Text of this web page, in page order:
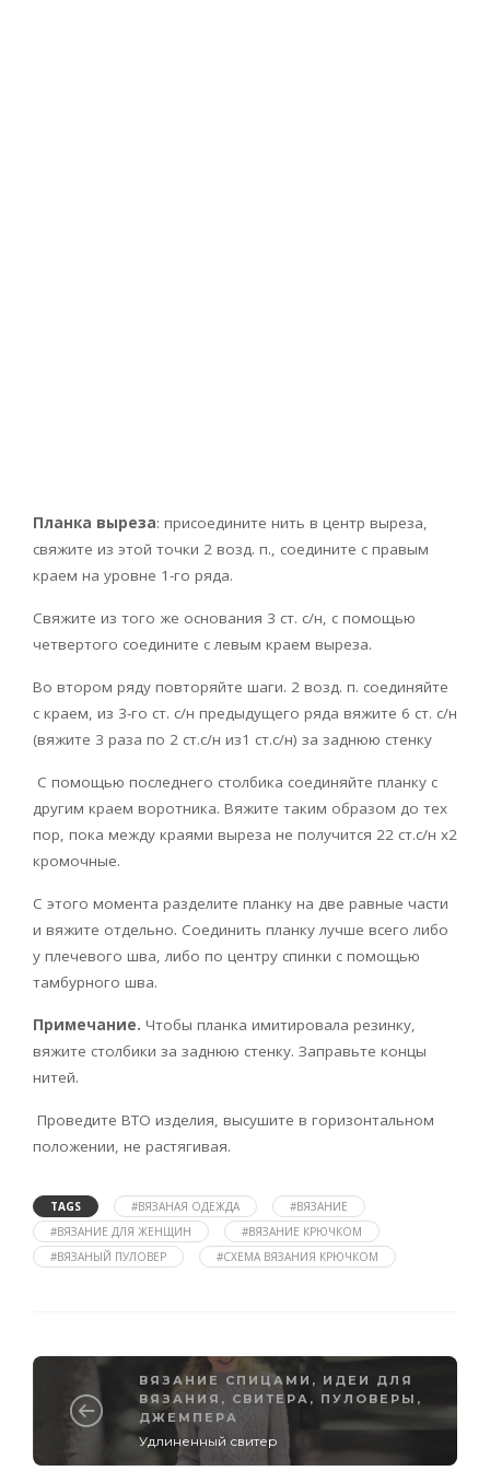
Планка выреза: присоедините нить в центр выреза,
свяжите из этой точки 2 возд. п., соедините с правым
краем на уровне 1-го ряда.
Свяжите из того же основания 3 ст. с/н, с помощью
четвертого соедините с левым краем выреза.
Во втором ряду повторяйте шаги. 2 возд. п. соединяйте
с краем, из 3-го ст. с/н предыдущего ряда вяжите 6 ст. с/н
(вяжите 3 раза по 2 ст.с/н из1 ст.с/н) за заднюю стенку
С помощью последнего столбика соединяйте планку с
другим краем воротника. Вяжите таким образом до тех
пор, пока между краями выреза не получится 22 ст.с/н х2
кромочные.
С этого момента разделите планку на две равные части
и вяжите отдельно. Соединить планку лучше всего либо
у плечевого шва, либо по центру спинки с помощью
тамбурного шва.
Примечание. Чтобы планка имитировала резинку,
вяжите столбики за заднюю стенку. Заправьте концы
нитей.
Проведите ВТО изделия, высушите в горизонтальном
положении, не растягивая.
TAGS #ВЯЗАНАЯ ОДЕЖДА
#ВЯЗАНИЕ
#ВЯЗАНИЕ ДЛЯ ЖЕНЩИН
#ВЯЗАНИЕ КРЮЧКОМ
#ВЯЗАНЫЙ ПУЛОВЕР
#СХЕМА ВЯЗАНИЯ КРЮЧКОМ
ВЯЗАНИЕ СПИЦАМИ , ИДЕИ ДЛЯ
ВЯЗАНИЯ , СВИТЕРА, ПУЛОВЕРЫ,
ДЖЕМПЕРА
Удлиненный свитер